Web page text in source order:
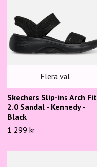
Flera val
Skechers Slip-ins Arch Fit
2.0 Sandal - Kennedy -
Black
1 299 kr